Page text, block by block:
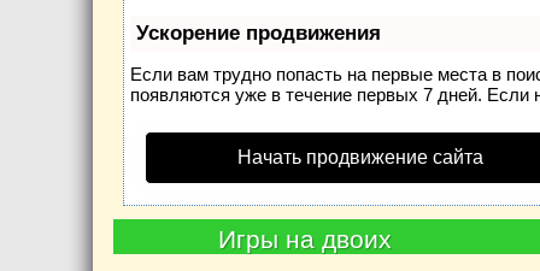
Ускорение продвижения
Если вам трудно попасть на первые места в
появляются уже в течение первых 7 дней. Если
Начать продвижение сайта
Игры на двоих